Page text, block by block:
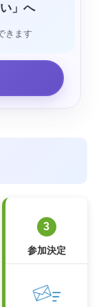
」へ
きます
3
参加決定